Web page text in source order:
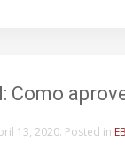
Como
13, 2020. Posted in